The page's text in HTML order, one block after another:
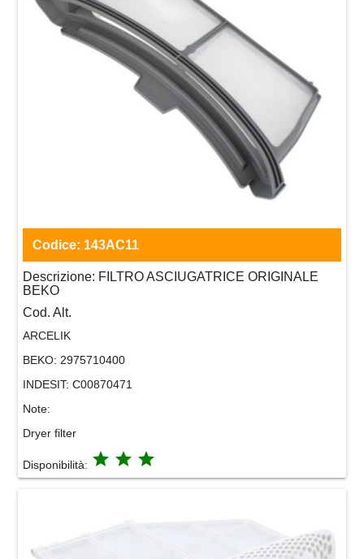
Codice: 143AC11
Descrizione: FILTRO ASCIUGATRICE ORIGINALE
BEKO
Cod. Alt.
ARCELIK
BEKO: 2975710400
INDESIT: C00870471
Note:
Dryer filter
Disponibilità: grade grade grade